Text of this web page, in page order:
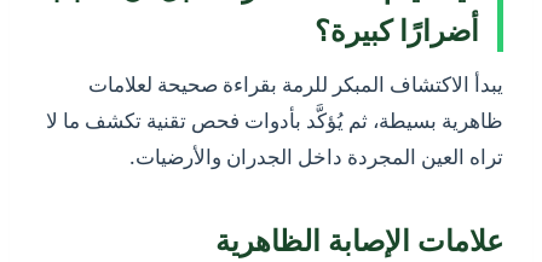
أضرارًا كبيرة؟
يبدأ الاكتشاف المبكر للرمة بقراءة صحيحة لعلامات
ظاهرية بسيطة، ثم يُؤكَّد بأدوات فحص تقنية تكشف ما لا
تراه العين المجردة داخل الجدران والأرضيات.
علامات الإصابة الظاهرية